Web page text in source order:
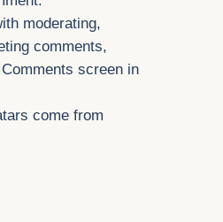
moderating,
comments,
screen in
come from